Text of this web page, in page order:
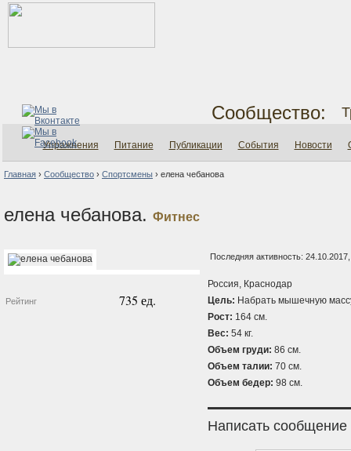
Сообщество:
Упражнения Питание Публикации События Новости
Главная › Сообщество › Спортсмены › елена чебанова
елена чебанова. Фитнес
Рейтинг 735 ед.
Последняя активность:
Россия, Краснодар
Цель: Набрать мышечную
Рост: 164 см.
Вес: 54 кг.
Объем груди: 86 см.
Объем талии: 70 см.
Объем бедер: 98 см.
Написать сообщение